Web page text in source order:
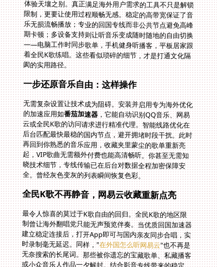
阂的实用路径。
一步还原音乐自由：这样操作
无需复杂设置让技术成为阻碍。安装并启用专为海外优化
的加速应用如番茄加速器，它能自动识别QQ音乐、网易
云或全民K歌的访问请求进行精准代理。智能线路优化在
后台匹配最快最稳的国内节点，避开拥堵时段干扰。此时
再回到你熟悉的音乐应用，收藏夹里蒙尘的歌单重新亮
起，VIP歌曲无需额外付费也能高清畅听。你甚至无需知
晓技术细节，专线传输已在后台对数据全程加密保障安
全。曾经灰色变灰的列表瞬间恢复色彩。
全民K歌不再静音，网易云收藏重新点亮
最令人惊喜的莫过于K歌自由的回归。全民K歌的地区限
制曾让海外翻唱党只能无声预览伴奏。当优质回国加速器
建立稳定连接后，打开App即可与国内亲友同步合唱，实
时录制毫无延迟。同样，"在外国怎么听网易云"也不再是
无奈搜索的长尾词。那些被你遗忘的宝藏歌单、私藏播客
或小众音乐人作品一夕解封。结合影音专线带来的稳定
性，无损音质让每首歌都如音乐现场般立体澎湃，甚至后